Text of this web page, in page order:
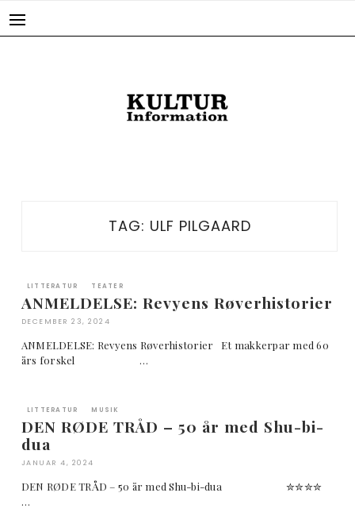
TAG: ULF PILGAARD
LITTERATUR TEATER
ANMELDELSE: Revyens Røverhistorier
DECEMBER 23, 2024
ANMELDELSE: Revyens Røverhistorier Et makkerpar med 60
års forskel …
LITTERATUR MUSIK
DEN RØDE TRÅD – 50 år med Shu-bi-
dua
JANUAR 4, 2024
DEN RØDE TRÅD – 50 år med Shu-bi-dua ✮✮✮✮
…